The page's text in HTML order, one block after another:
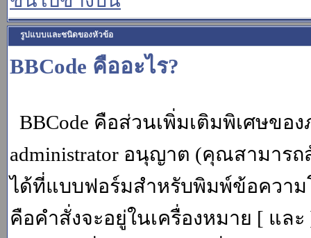
รูปแบบและชนิดของหัวข้อ
BBCode คืออะไร?
BBCode คือส่วนเพิ่มเติมพิเศษขอ
administrator อนุญาต (คุณสามาร
ได้ที่แบบฟอร์มสำหรับพิมพ์ข้อความ
คือคำสั่งจะอยู่ในเครื่องหมาย [ แล